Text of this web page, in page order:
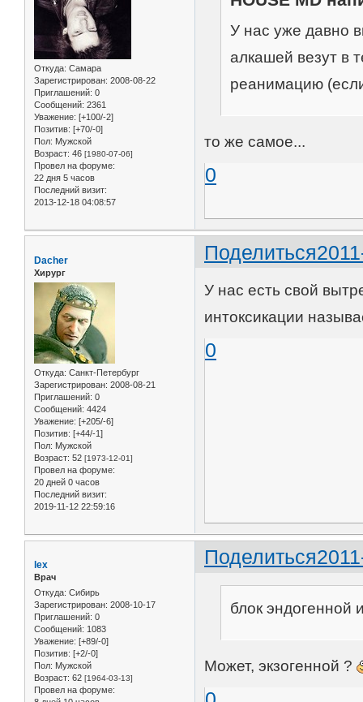
Откуда: Самара
Зарегистрирован: 2008-08-22
Приглашений: 0
Сообщений: 2361
Уважение: [+100/-2]
Позитив: [+70/-0]
Пол: Мужской
Возраст: 46 [1980-07-06]
Провел на форуме:
22 дня 5 часов
Последний визит:
2013-12-18 04:08:57
У нас уже давно
алкашей везут в
реанимацию
то же самое...
0
Поделиться
Dacher
Хирург
Откуда: Санкт-Петербург
Зарегистрирован: 2008-08-21
Приглашений: 0
Сообщений: 4424
Уважение: [+205/-6]
Позитив: [+44/-1]
Пол: Мужской
Возраст: 52 [1973-12-01]
Провел на форуме:
20 дней 0 часов
Последний визит:
2019-11-12 22:59:16
У нас есть свой
интоксикации
0
Поделиться
lex
Врач
Откуда: Сибирь
Зарегистрирован: 2008-10-17
Приглашений: 0
Сообщений: 1083
Уважение: [+89/-0]
Позитив: [+2/-0]
Пол: Мужской
Возраст: 62 [1964-03-13]
Провел на форуме:
блок эндогенной
Может, экзогенной ?